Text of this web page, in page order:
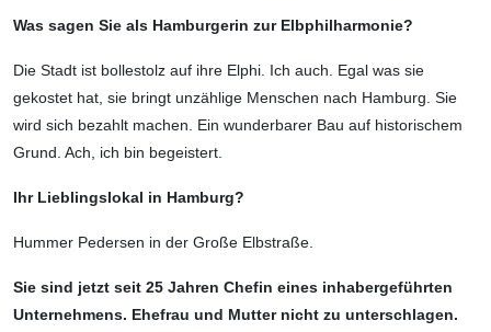
Was sagen Sie als Hamburgerin zur Elbphilharmonie?
Die Stadt ist bollestolz auf ihre Elphi. Ich auch. Egal was sie
gekostet hat, sie bringt unzählige Menschen nach Hamburg. Sie
wird sich bezahlt machen. Ein wunderbarer Bau auf historischem
Grund. Ach, ich bin begeistert.
Ihr Lieblingslokal in Hamburg?
Hummer Pedersen in der Große Elbstraße.
Sie sind jetzt seit 25 Jahren Chefin eines inhabergeführten
Unternehmens. Ehefrau und Mutter nicht zu unterschlagen.